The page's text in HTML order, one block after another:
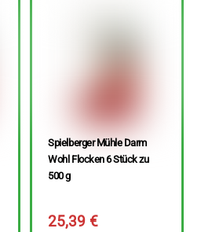
Spielberger Mühle Darm
Wohl Flocken 6 Stück zu
500 g
25,39€